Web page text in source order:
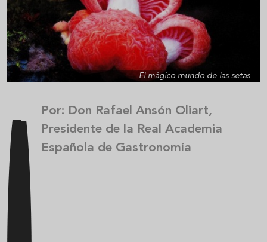
El mágico mundo de las setas
Por: Don Rafael Ansón Oliart,
Presidente de la Real Academia
Española de Gastronomía